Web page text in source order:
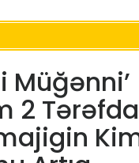
Müğənni’
2